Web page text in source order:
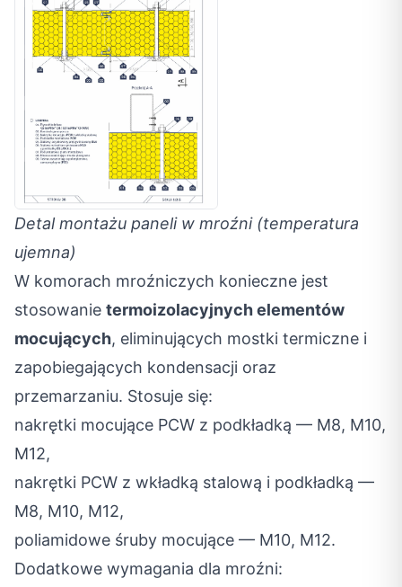
Detal montażu paneli w mroźni (temperatura
ujemna)
W komorach mroźniczych konieczne jest
stosowanie termoizolacyjnych elementów
mocujących, eliminujących mostki termiczne i
zapobiegających kondensacji oraz
przemarzaniu. Stosuje się:
nakrętki mocujące PCW z podkładką — M8, M10,
M12,
nakrętki PCW z wkładką stalową i podkładką —
M8, M10, M12,
poliamidowe śruby mocujące — M10, M12.
Dodatkowe wymagania dla mroźni: